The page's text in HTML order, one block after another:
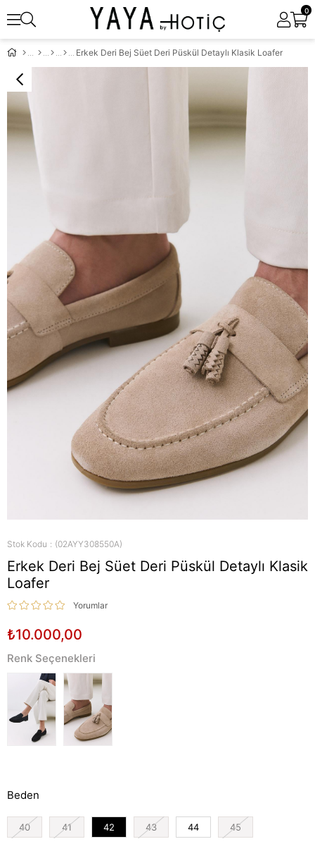
0
Erkek Deri Bej Süet Deri Püskül Detaylı Klasik Loafer
Stok Kodu (02AYY308550A)
Erkek Deri Bej Süet Deri Püskül Detaylı Klasik
Loafer
Yorumlar
₺10.000,00
Renk Seçenekleri
Beden
40 41 42 43 44 45